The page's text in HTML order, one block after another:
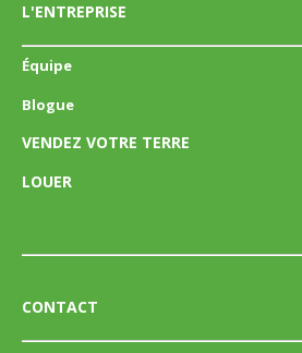
L'ENTREPRISE
Équipe
Blogue
VENDEZ VOTRE TERRE
LOUER
CONTACT